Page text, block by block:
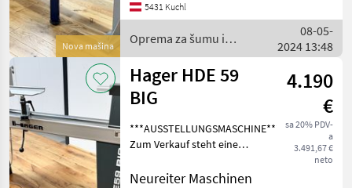
Nova mašina
mm. Die
befindet sic
5431 Kuchl
Oprema za šumu i
obradu drveta / Hager
08-05-
2024 13:48
Hager HDE 59
BIG
4.190
€
sa 20% PDV-
a
3.491,67 €
neto
***AUSSTELLUNGSMASCHINE***
Zum Verkauf steht eine
BIG Drechselbank mit einer
Neureiter Maschinen